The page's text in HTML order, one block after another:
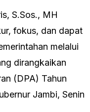
S.Sos., MH
fokus, dan dapat
melalui
dirangkaikan
(DPA) Tahun
Jambi, Senin